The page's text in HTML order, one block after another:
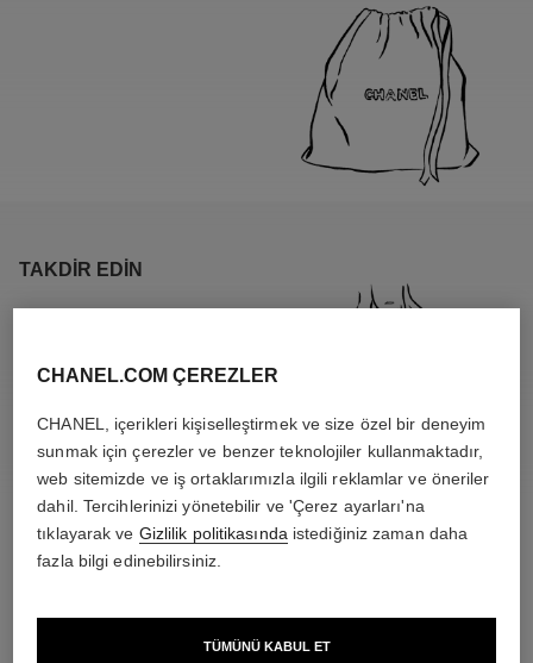
TAKDIR EDIN
CHANEL.COM ÇEREZLER
CHANEL, içerikleri kişiselleştirmek ve size özel bir deneyim
sunmak için çerezler ve benzer teknolojiler kullanmaktadır,
web sitemizde ve iş ortaklarımızla ilgili reklamlar ve öneriler
dahil. Tercihlerinizi yönetebilir ve 'Çerez ayarları'na
tıklayarak ve Gizlilik politikasında istediğiniz zaman daha
fazla bilgi edinebilirsiniz.
TÜMÜNÜ KABUL ET